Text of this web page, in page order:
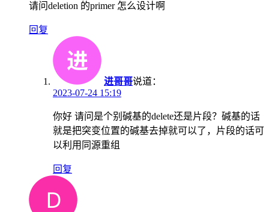
请问deletion 的primer 怎么设计啊
回复
进哥哥说道：
2023-07-24 15:19
你好 请问是个别碱基的delete还是片段？碱基的话
就是把突变位置的碱基去掉就可以了，片段的话可
以利用同源重组
回复